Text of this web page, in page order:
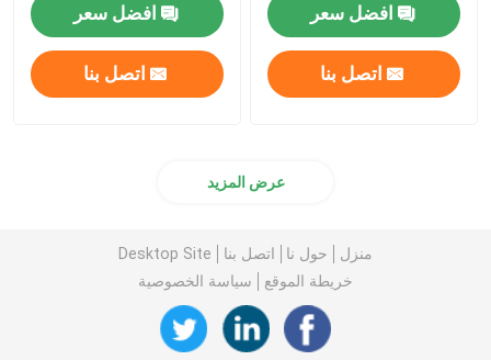
افضل سعر
اتصل بنا
افضل سعر
اتصل بنا
عرض المزيد
منزل حول نا اتصل بنا
Desktop Site
خريطة الموقع
سياسة الخصوصية